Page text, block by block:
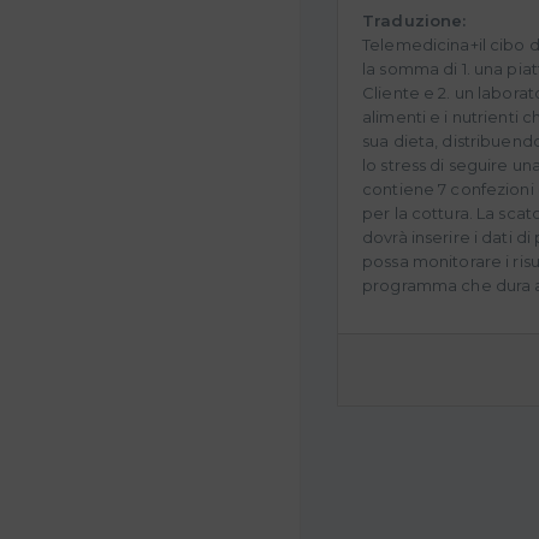
Traduzione:
Telemedicina+il cibo
la somma di 1. una
Cliente e 2. un
alimenti e i nutrienti
sua dieta,
lo stress di seguire
contiene 7
per la cottura. La
dovrà inserire i dati
possa monitorare i
programma che dura